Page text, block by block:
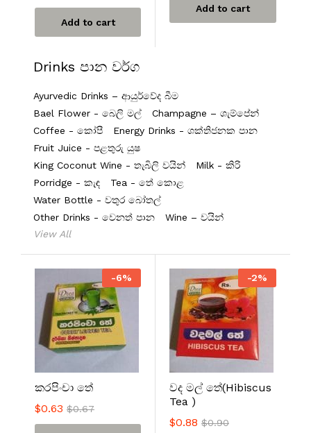
Add to cart
Add to cart
Drinks පාන වර්ග
Ayurvedic Drinks – ආයුර්වේද බීම
Bael Flower - බෙලි මල්
Champagne – ශැම්පේන්
Coffee - කෝපී
Energy Drinks - ශක්තිජනක පාන
Fruit Juice - පළතුරු යුෂ
King Coconut Wine - තැබිලි වයින්
Milk - කිරි
Porridge - කැඳ
Tea - තේ කොළ
Water Bottle - වතුර බෝතල්
Other Drinks - වෙනත් පාන
Wine – වයින්
View All
-6%
කරපිංචා තේ
$0.63 $0.67
-2%
වද මල් තේ(Hibiscus
Tea )
$0.88 $0.90